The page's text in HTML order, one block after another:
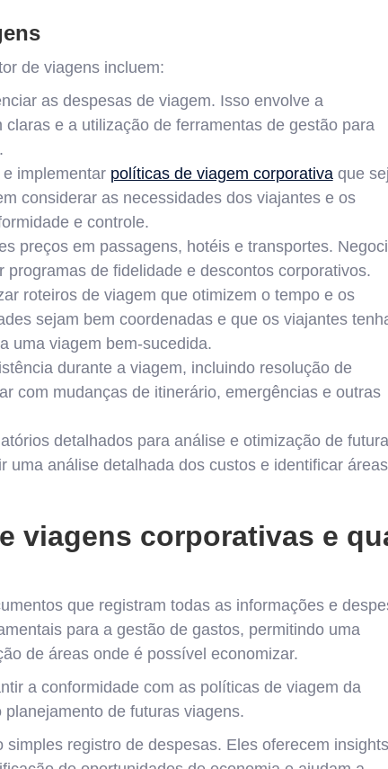
de viagens incluem:
as despesas de viagem. Isso envolve a
e a utilização de ferramentas de gestão para
implementar políticas de viagem corporativaque
considerar as necessidades dos viajantes e os
e controle.
preços em passagens, hotéis e transportes.
de fidelidade e descontos corporativos.
roteiros de viagem que otimizem o tempo e os
sejam bem coordenadas e que os viajantes
uma viagem bem-sucedida.
durante a viagem, incluindo resolução de
com mudanças de itinerário, emergências e outras
detalhados para análise e otimização de
uma análise detalhada dos custos e identificar
viagens corporativas e
que registram todas as informações e
para a gestão de gastos, permitindo uma
de áreas onde é possível economizar.
a conformidade com as políticas de viagem da
de futuras viagens.
registro de despesas. Eles oferecem insights